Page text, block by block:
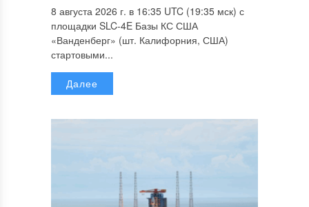
8 августа 2026 г. в 16:35 UTC (19:35 мск) с
площадки SLC-4E Базы КС США
«Ванденберг» (шт. Калифорния, США)
стартовыми...
Далее